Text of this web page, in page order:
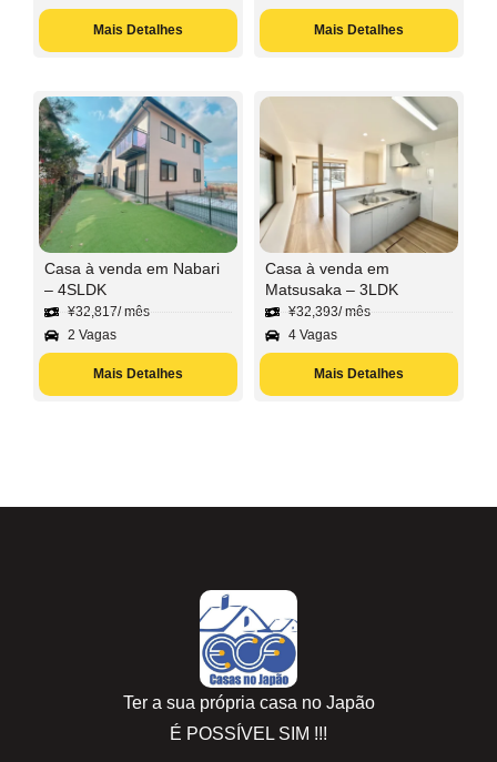
Mais Detalhes Mais Detalhes
Casa à venda em Nabari
– 4SLDK
¥32,817/ mês
2 Vagas
Mais Detalhes
Casa à venda em
Matsusaka – 3LDK
¥32,393/ mês
4 Vagas
Mais Detalhes
Ter a sua própria casa no Japão
É POSSÍVEL SIM !!!